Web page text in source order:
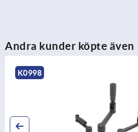
Andra kunder köpte även
K0998